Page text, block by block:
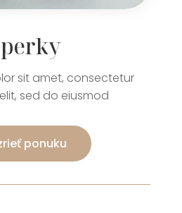
sit amet, consectetur
sed do eiusmod
ponuku